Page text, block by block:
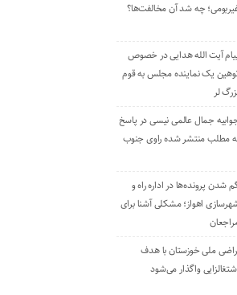
چه شد آن مخالفت‌ها؟
آیت الله هدایی در خصوص
یک نماینده مجلس به قوم
لر
جمال عالمی نیسی در پاسخ
مطلب منتشر شده راوی جنوب
شدن پرونده‌ها در اداره راه و
اهواز؛ مشکلی آشنا برای
ملی خوزستان با هدف
واگذار می‌شود